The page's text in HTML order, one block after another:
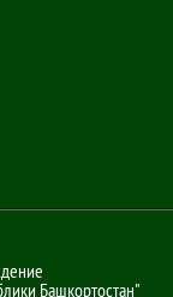
Башкортостан"